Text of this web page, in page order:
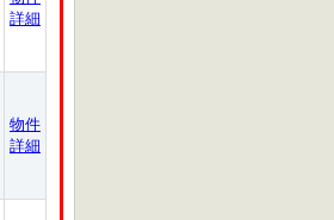
詳細
物件
詳細